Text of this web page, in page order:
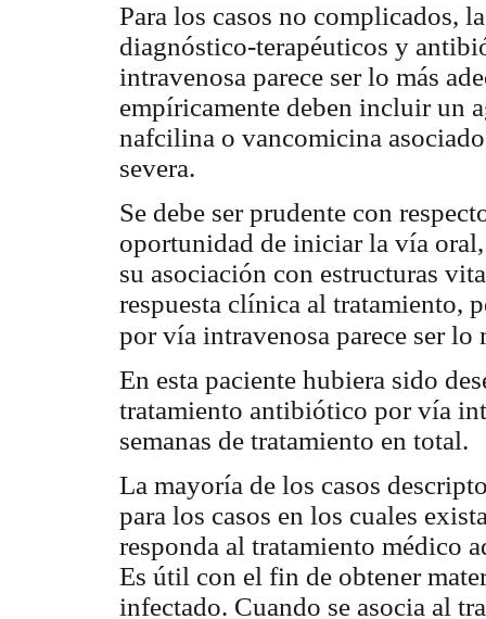
Para los casos no complicados,
diagnóstico-terapéuticos y
intravenosa parece ser lo más
empíricamente deben incluir un
nafcilina o vancomicina
severa.
Se debe ser prudente con
oportunidad de iniciar la vía
su asociación con estructuras
respuesta clínica al tratamiento,
por vía intravenosa parece ser lo
En esta paciente hubiera sido
tratamiento antibiótico por vía
semanas de tratamiento en total.
La mayoría de los casos
para los casos en los cuales
responda al tratamiento médico
Es útil con el fin de obtener
infectado. Cuando se asocia al